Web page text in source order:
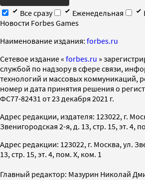
Все сразу
Еженедельная
Новости Forbes Games
Наименование издания: forbes.ru
Cетевое издание « forbes.ru »
службой по надзору в сфере связи,
технологий и массовых коммуникаций,
номер и дата принятия решения о
ФС77-82431 от 23 декабря 2021 г.
Адрес редакции, издателя: 123022, г.
Звенигородская 2-я, д. 13, стр. 15, эт. 4,
Адрес редакции: 123022, г. Москва, ул.
13, стр. 15, эт. 4, пом. X, ком. 1
Главный редактор: Мазурин Николай